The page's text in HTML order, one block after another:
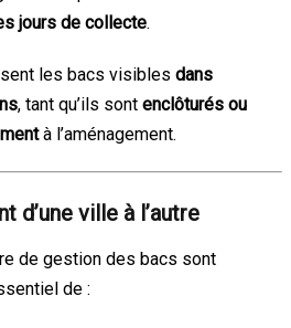
jours de collecte.
les bacs visibles dans
, tant qu’ils sont enclôturés ou
à l’aménagement.
d’une ville à l’autre
de gestion des bacs sont
de :